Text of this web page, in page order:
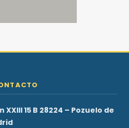
15 B 28224 – Pozuelo de